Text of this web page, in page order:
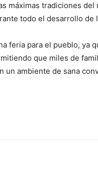
máximas tradiciones del
todo el desarrollo de
feria para el pueblo, ya
que miles de
un ambiente de sana